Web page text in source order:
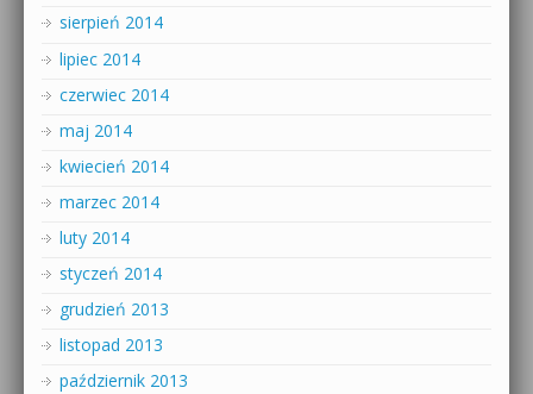
sierpień 2014
lipiec 2014
czerwiec 2014
maj 2014
kwiecień 2014
marzec 2014
luty 2014
styczeń 2014
grudzień 2013
listopad 2013
październik 2013